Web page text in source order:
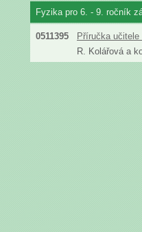
Fyzika pro 6. - 9. ročník
0511395
Příručka
R. Kolářová a